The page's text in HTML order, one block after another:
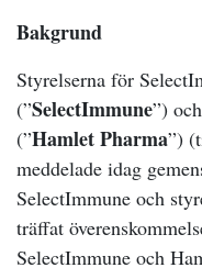
Bakgrund
Styrelserna för
(”SelectImmune”)
(”Hamlet Pharma”)
meddelade idag
SelectImmune och
träffat
SelectImmune och